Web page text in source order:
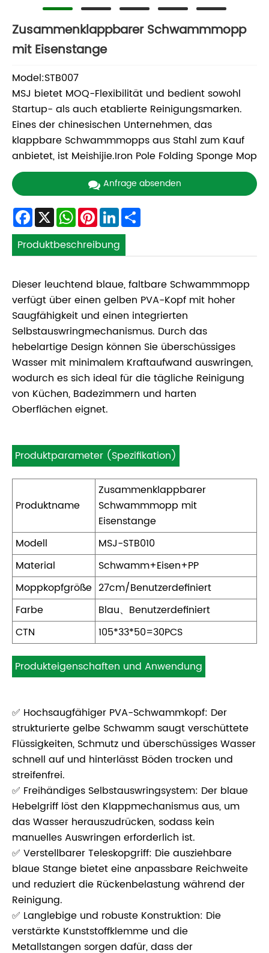
Zusammenklappbarer Schwammmopp
mit Eisenstange
Model:STB007
MSJ bietet MOQ-Flexibilität und bedient sowohl
Startup- als auch etablierte Reinigungsmarken.
Eines der chinesischen Unternehmen, das
klappbare Schwammmopps aus Stahl zum Kauf
anbietet, ist Meishijie.Iron Pole Folding Sponge Mop
Anfrage absenden
Facebook
X WhatsApp
Pinterest
LinkedIn
Produktbeschreibung
Dieser leuchtend blaue, faltbare Schwammmopp
verfügt über einen gelben PVA-Kopf mit hoher
Saugfähigkeit und einen integrierten
Selbstauswringmechanismus. Durch das
hebelartige Design können Sie überschüssiges
Wasser mit minimalem Kraftaufwand auswringen,
wodurch es sich ideal für die tägliche Reinigung
von Küchen, Badezimmern und harten
Oberflächen eignet.
Produktparameter (Spezifikation)
Produktname
Zusammenklappbarer
Schwammmopp mit
Eisenstange
Modell
MSJ-STB010
Material
Schwamm+Eisen+PP
Moppkopfgröße 27cm/Benutzerdefiniert
Farbe
Blau、Benutzerdefiniert
CTN
105*33*50=30PCS
Produkteigenschaften und Anwendung
✅ Hochsaugfähiger PVA-Schwammkopf: Der
strukturierte gelbe Schwamm saugt verschüttete
Flüssigkeiten, Schmutz und überschüssiges Wasser
schnell auf und hinterlässt Böden trocken und
streifenfrei.
✅ Freihändiges Selbstauswringsystem: Der blaue
Hebelgriff löst den Klappmechanismus aus, um
das Wasser herauszudrücken, sodass kein
manuelles Auswringen erforderlich ist.
✅ Verstellbarer Teleskopgriff: Die ausziehbare
blaue Stange bietet eine anpassbare Reichweite
und reduziert die Rückenbelastung während der
Reinigung.
✅ Langlebige und robuste Konstruktion: Die
verstärkte Kunststoffklemme und die
Metallstangen sorgen dafür, dass der